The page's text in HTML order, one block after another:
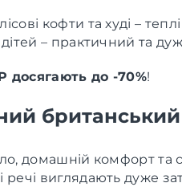
кофти та худі –
– практичний та
досягають до -70%!
домашній комфорт та
речі виглядають дуже